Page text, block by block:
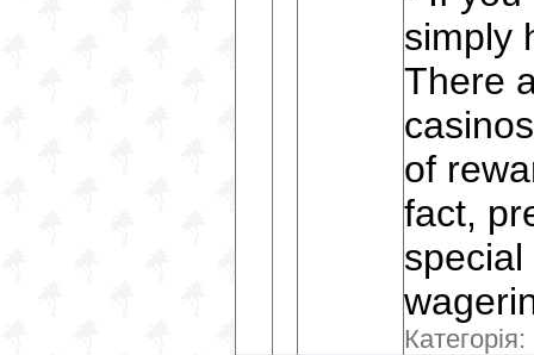
simply
There
of
fact,
Категорія: